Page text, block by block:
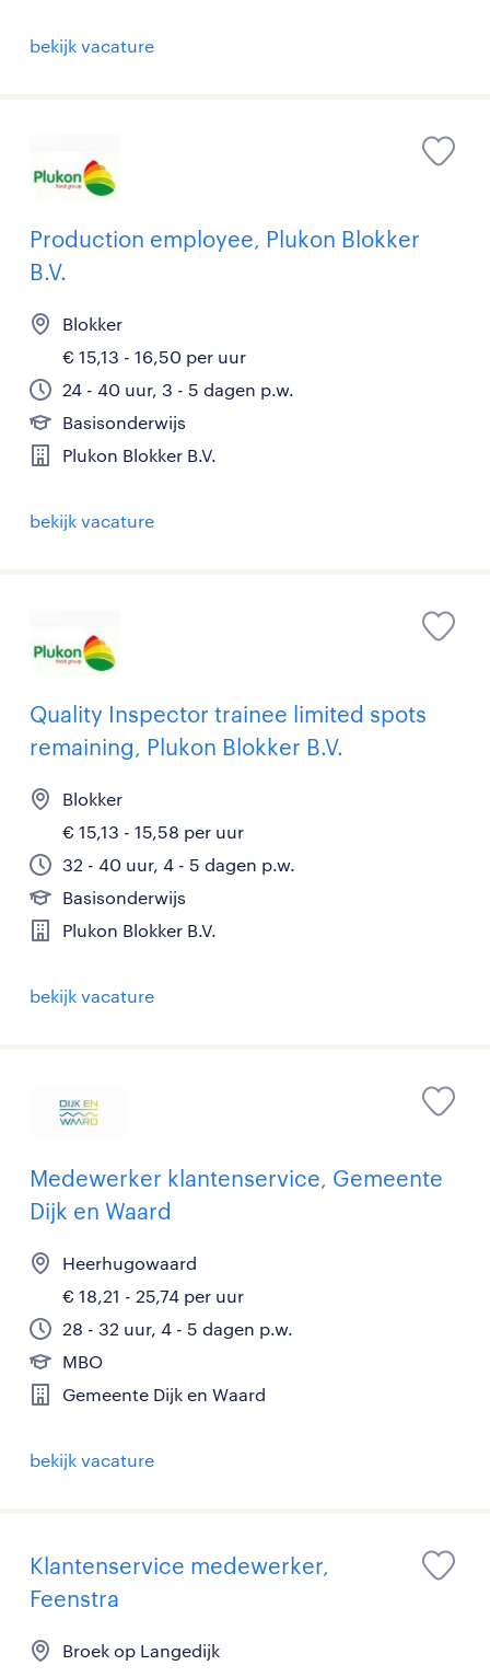
bekijk vacature
Production employee, Plukon Blokker
B.V.
Blokker
€ 15,13 - 16,50 per uur
24 - 40 uur, 3 - 5 dagen p.w.
Basisonderwijs
Plukon Blokker B.V.
bekijk vacature
Quality Inspector trainee limited spots
remaining, Plukon Blokker B.V.
Blokker
€ 15,13 - 15,58 per uur
32 - 40 uur, 4 - 5 dagen p.w.
Basisonderwijs
Plukon Blokker B.V.
bekijk vacature
Medewerker klantenservice, Gemeente
Dijk en Waard
Heerhugowaard
€ 18,21 - 25,74 per uur
28 - 32 uur, 4 - 5 dagen p.w.
MBO
Gemeente Dijk en Waard
bekijk vacature
Klantenservice medewerker,
Feenstra
Broek op Langedijk